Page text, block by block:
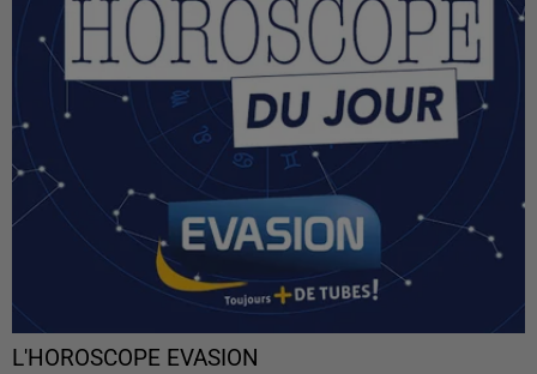
L'HOROSCOPE EVASION